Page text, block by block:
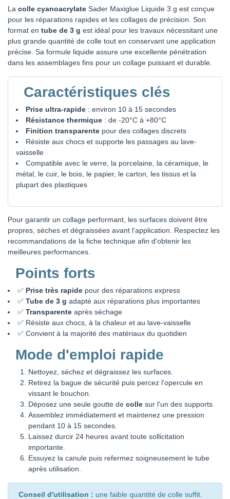
La colle cyanoacrylate Sader Maxiglue Liquide 3 g est conçue
pour les réparations rapides et les collages de précision. Son
format en tube de 3 g est idéal pour les travaux nécessitant une
plus grande quantité de colle tout en conservant une application
précise. Sa formule liquide assure une excellente pénétration
dans les assemblages fins pour un collage puissant et durable.
Caractéristiques clés
Prise ultra-rapide : environ 10 à 15 secondes
Résistance thermique : de -20°C à +80°C
Finition transparente pour des collages discrets
Résiste aux chocs et supporte les passages au lave-
vaisselle
Compatible avec le verre, la porcelaine, la céramique, le
métal, le cuir, le bois, le papier, le carton, les tissus et la
plupart des plastiques
Pour garantir un collage performant, les surfaces doivent être
propres, sèches et dégraissées avant l'application. Respectez les
recommandations de la fiche technique afin d'obtenir les
meilleures performances.
Points forts
✅ Prise très rapide pour des réparations express
✅ Tube de 3 g adapté aux réparations plus importantes
✅ Transparente après séchage
✅ Résiste aux chocs, à la chaleur et au lave-vaisselle
✅ Convient à la majorité des matériaux du quotidien
Mode d'emploi rapide
Nettoyez, séchez et dégraissez les surfaces.
Retirez la bague de sécurité puis percez l'opercule en
vissant le bouchon.
Déposez une seule goutte de colle sur l'un des supports.
Assemblez immédiatement et maintenez une pression
pendant 10 à 15 secondes.
Laissez durcir 24 heures avant toute sollicitation
importante.
Essuyez la canule puis refermez soigneusement le tube
après utilisation.
Conseil d'utilisation : une faible quantité de colle suffit.